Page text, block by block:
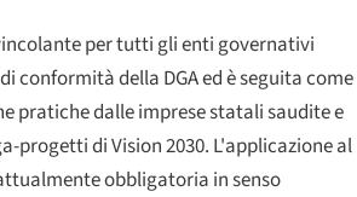
per tutti gli enti governativi
conformità della DGA ed è seguita come
pratiche dalle imprese statali saudite e
progetti di Vision 2030. L'applicazione al
obbligatoria in senso